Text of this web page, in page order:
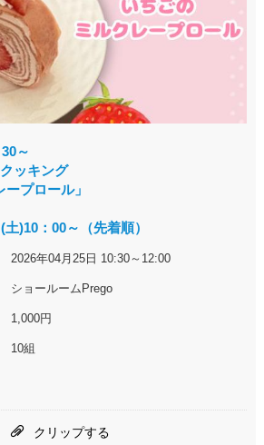
～
ッキング
ープロール」
)10：00～（先着順）
2026年04月25日 10:30～12:00
ショールームPrego
1,000円
10組
クリップする